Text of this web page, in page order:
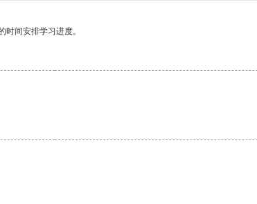
间安排学习进度。